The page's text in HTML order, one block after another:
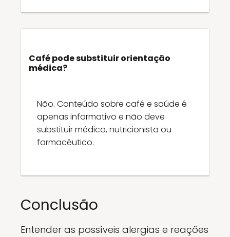
Café pode substituir orientação
médica?
Não. Conteúdo sobre café e saúde é
apenas informativo e não deve
substituir médico, nutricionista ou
farmacêutico.
Conclusão
Entender as possíveis alergias e reações